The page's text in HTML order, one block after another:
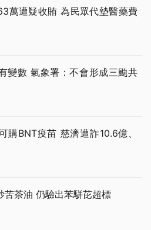
萬遭疑收賄 為民眾代墊醫藥費
變數 氣象署：不會形成三颱共
購BNT疫苗 慈濟遭詐10.6億、
苦茶油 仍驗出苯駢芘超標